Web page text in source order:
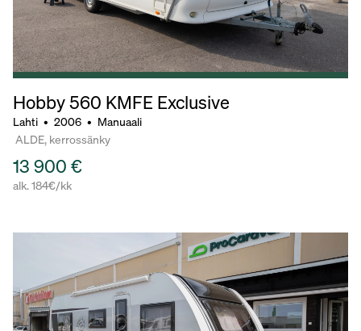
Hobby 560 KMFE Exclusive
Lahti • 2006 • Manuaali
ALDE, kerrossänky
13 900 €
alk. 184€/kk